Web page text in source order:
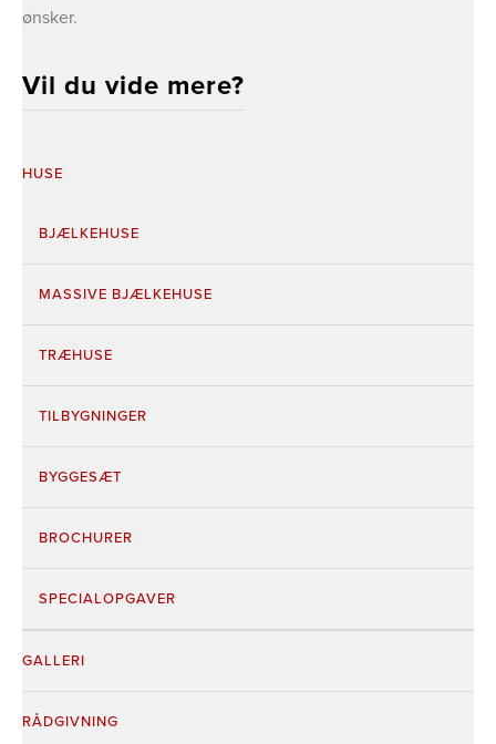
ønsker.
Vil du vide mere?
HUSE
BJÆLKEHUSE
MASSIVE BJÆLKEHUSE
TRÆHUSE
TILBYGNINGER
BYGGESÆT
BROCHURER
SPECIALOPGAVER
GALLERI
RÅDGIVNING